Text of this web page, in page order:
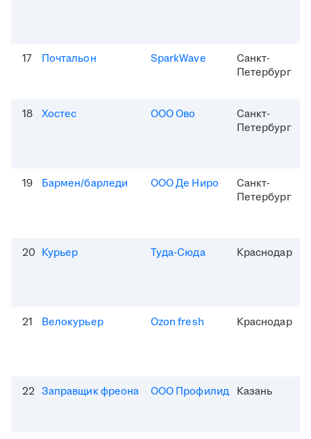
17 Почтальон SparkWave
Санкт-
Петербург
18 Хостес ООО Ово
Санкт-
Петербург
19 Бармен/барледи ООО Де Ниро
Санкт-
Петербург
20 Курьер Туда-Сюда Краснодар
21 Велокурьер Ozon fresh Краснодар
22 Заправщик фреона ООО Профилид Казань